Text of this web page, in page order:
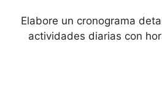
Elabore un cronograma
actividades diarias con